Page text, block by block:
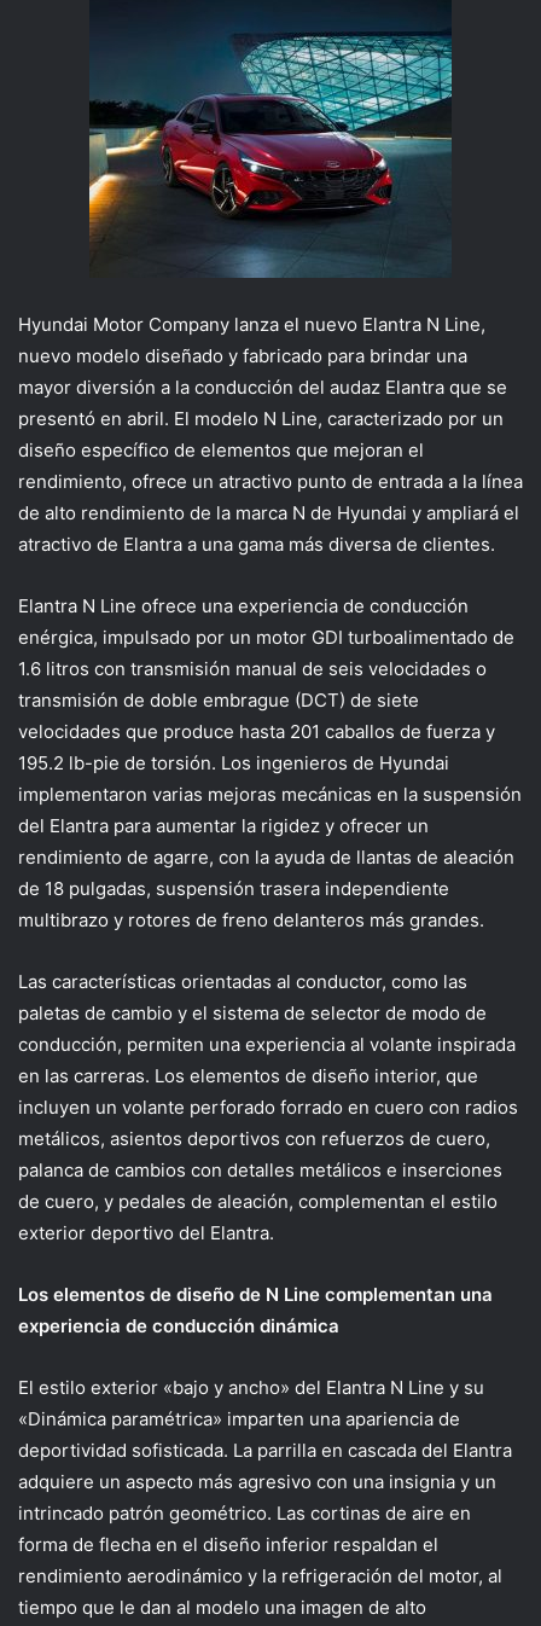
Hyundai Motor Company lanza el nuevo Elantra N Line,
nuevo modelo diseñado y fabricado para brindar una
mayor diversión a la conducción del audaz Elantra que se
presentó en abril. El modelo N Line, caracterizado por un
diseño específico de elementos que mejoran el
rendimiento, ofrece un atractivo punto de entrada a la línea
de alto rendimiento de la marca N de Hyundai y ampliará el
atractivo de Elantra a una gama más diversa de clientes.
Elantra N Line ofrece una experiencia de conducción
enérgica, impulsado por un motor GDI turboalimentado de
1.6 litros con transmisión manual de seis velocidades o
transmisión de doble embrague (DCT) de siete
velocidades que produce hasta 201 caballos de fuerza y ​​
195.2 lb-pie de torsión. Los ingenieros de Hyundai
implementaron varias mejoras mecánicas en la suspensión
del Elantra para aumentar la rigidez y ofrecer un
rendimiento de agarre, con la ayuda de llantas de aleación
de 18 pulgadas, suspensión trasera independiente
multibrazo y rotores de freno delanteros más grandes.
Las características orientadas al conductor, como las
paletas de cambio y el sistema de selector de modo de
conducción, permiten una experiencia al volante inspirada
en las carreras. Los elementos de diseño interior, que
incluyen un volante perforado forrado en cuero con radios
metálicos, asientos deportivos con refuerzos de cuero,
palanca de cambios con detalles metálicos e inserciones
de cuero, y pedales de aleación, complementan el estilo
exterior deportivo del Elantra.
Los elementos de diseño de N Line complementan una
experiencia de conducción dinámica
El estilo exterior «bajo y ancho» del Elantra N Line y su
«Dinámica paramétrica» ​​imparten una apariencia de
deportividad sofisticada. La parrilla en cascada del Elantra
adquiere un aspecto más agresivo con una insignia y un
intrincado patrón geométrico. Las cortinas de aire en
forma de flecha en el diseño inferior respaldan el
rendimiento aerodinámico y la refrigeración del motor, al
tiempo que le dan al modelo una imagen de alto